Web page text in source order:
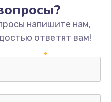
руб.
напишите нам,
ответят вам!